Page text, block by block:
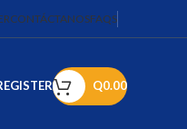
CONTÁCTANOSFAQS
Q0.00